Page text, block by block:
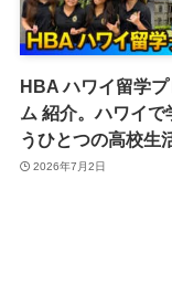
HBA ハワイ留学プ
ム 紹介。ハワイで
うひとつの高校生
2026年7月2日